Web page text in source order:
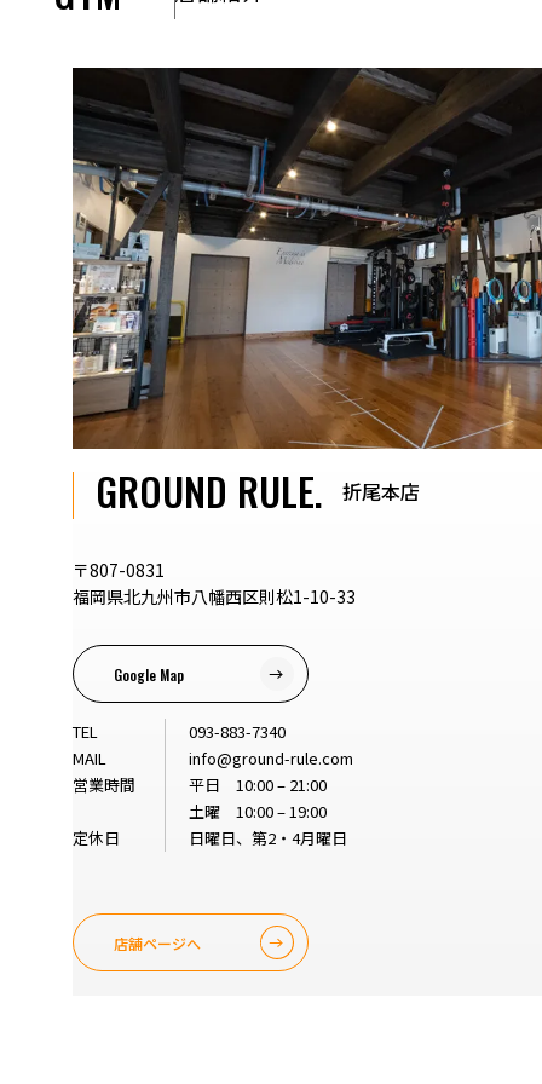
GROUND RULE. 折尾本店
〒807-0831
福岡県北九州市八幡西区則松1-10-33
Google Map
TEL
093-883-7340
MAIL
info@ground-rule.com
営業時間
平日 10:00 – 21:00
土曜 10:00 – 19:00
定休日
日曜日、第2・4月曜日
店舗ページへ